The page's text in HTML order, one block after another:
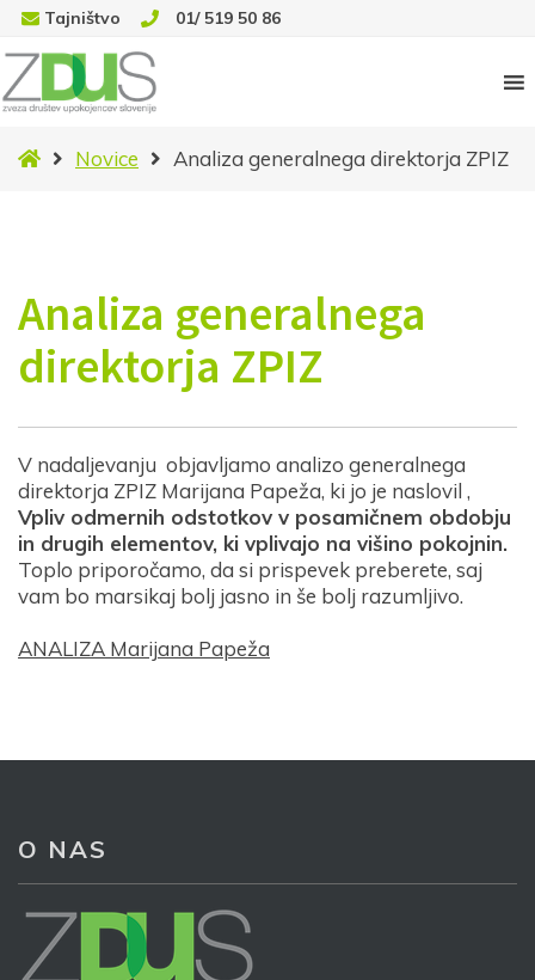
Tajništvo 01/ 519 50 86
DomovNovice Analiza generalnega direktorja ZPIZ
Analiza generalnega
direktorja ZPIZ
V nadaljevanju objavljamo analizo generalnega
direktorja ZPIZ Marijana Papeža, ki jo je naslovil ,
Vpliv odmernih odstotkov v posamičnem obdobju
in drugih elementov, ki vplivajo na višino pokojnin.
Toplo priporočamo, da si prispevek preberete, saj
vam bo marsikaj bolj jasno in še bolj razumljivo.
ANALIZA Marijana Papeža
O NAS